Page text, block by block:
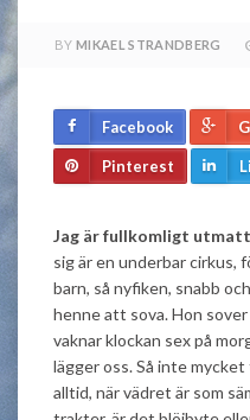
BY MIKAEL STRANDBERG
Facebook
Pinterest
Jag är fullkomligt
sig är en underbar cirkus,
barn, så nyfiken, snabb
henne att sova. Hon
vaknar klockan sex på
lägger oss. Så inte
alltid, när vädret är som